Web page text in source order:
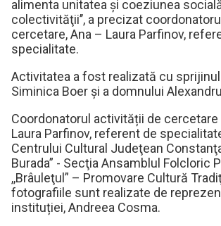
alimenta unitatea şi coeziunea
colectivităţii’’, a precizat
cercetare, Ana – Laura Parfinov,
specialitate.
Activitatea a fost realizată cu
Siminica Boer și a domnului
Coordonatorul activității de cercetare
Laura Parfinov, referent de
Centrului Cultural Judeţean
Burada” - Secţia Ansamblul Folcloric
,,Brâuleţul” – Promovare Cultură
fotografiile sunt realizate de
instituției, Andreea Cosma.